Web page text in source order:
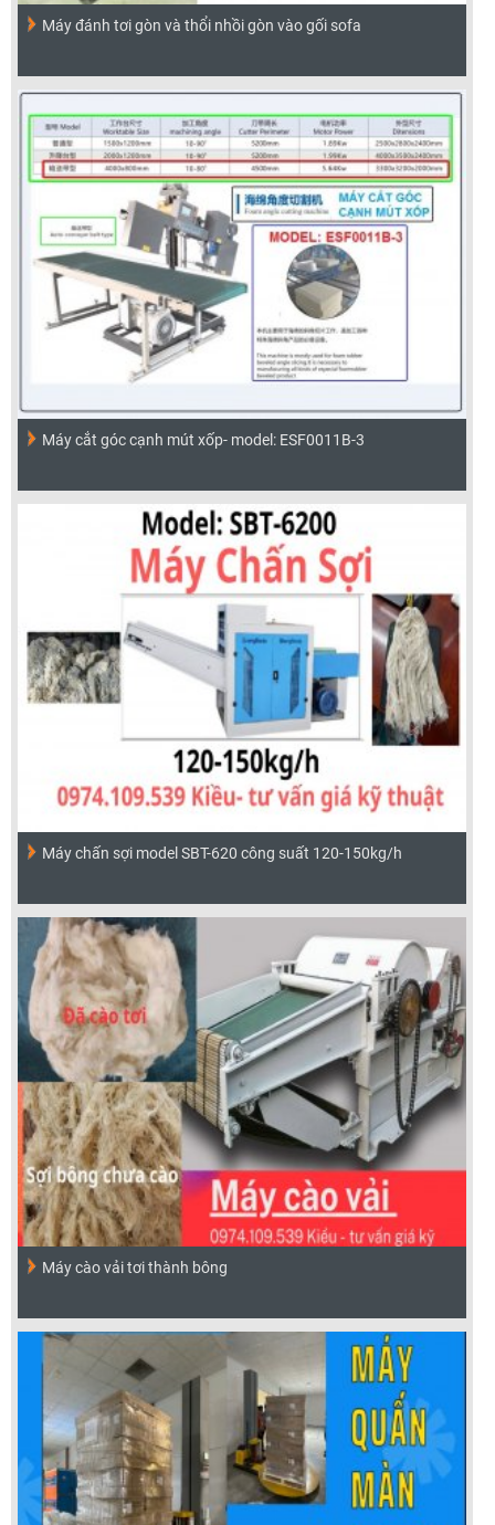
Máy đánh tơi gòn và thổi nhồi gòn vào gối sofa
Máy cắt góc cạnh mút xốp- model: ESF0011B-3
Máy chấn sợi model SBT-620 công suất 120-150kg/h
Máy cào vải tơi thành bông